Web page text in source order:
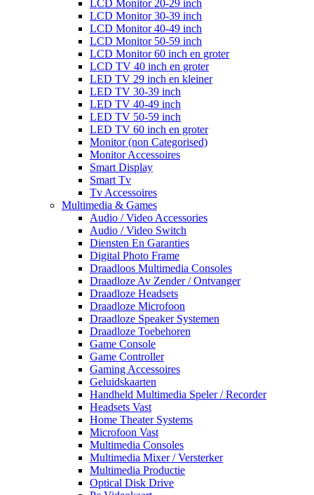
LCD Monitor 20-29 inch
LCD Monitor 30-39 inch
LCD Monitor 40-49 inch
LCD Monitor 50-59 inch
LCD Monitor 60 inch en groter
LCD TV 40 inch en groter
LED TV 29 inch en kleiner
LED TV 30-39 inch
LED TV 40-49 inch
LED TV 50-59 inch
LED TV 60 inch en groter
Monitor (non Categorised)
Monitor Accessoires
Smart Display
Smart Tv
Tv Accessoires
Multimedia & Games
Audio / Video Accessories
Audio / Video Switch
Diensten En Garanties
Digital Photo Frame
Draadloos Multimedia Consoles
Draadloze Av Zender / Ontvanger
Draadloze Headsets
Draadloze Microfoon
Draadloze Speaker Systemen
Draadloze Toebehoren
Game Console
Game Controller
Gaming Accessoires
Geluidskaarten
Handheld Multimedia Speler / Recorder
Headsets Vast
Home Theater Systems
Microfoon Vast
Multimedia Consoles
Multimedia Mixer / Versterker
Multimedia Productie
Optical Disk Drive